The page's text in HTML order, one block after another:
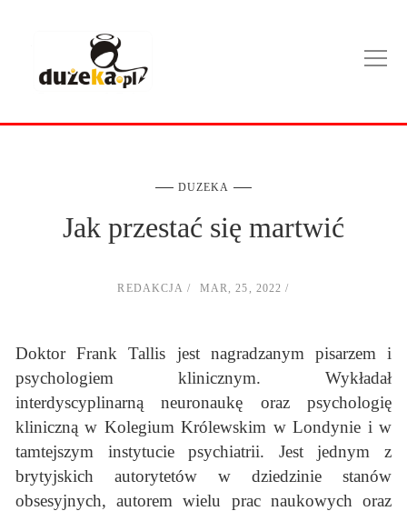
DUZEKA
Jak przestać się martwić
REDAKCJA MAR, 25, 2022
Doktor Frank Tallis jest nagradzanym pisarzem i
psychologiem klinicznym. Wykładał
interdyscyplinarną neuronaukę oraz psychologię
kliniczną w Kolegium Królewskim w Londynie i w
tamtejszym instytucie psychiatrii. Jest jednym z
brytyjskich autorytetów w dziedzinie stanów
obsesyjnych, autorem wielu prac naukowych oraz